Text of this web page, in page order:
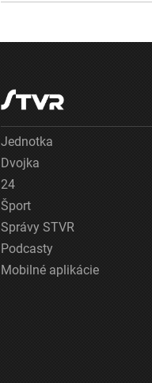
Jednotka
Dvojka
24
Šport
Správy STVR
Podcasty
Mobilné aplikácie